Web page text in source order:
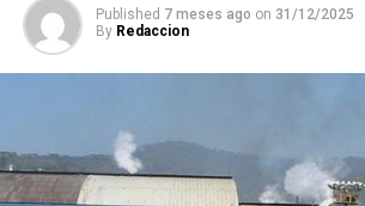
Published 7 meses ago on 31/12/2025
By Redaccion